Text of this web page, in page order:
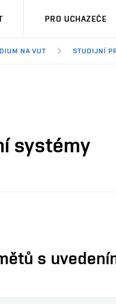
PRO UCHAZEČE
NA VUT STUDIJNÍ
systémy
s